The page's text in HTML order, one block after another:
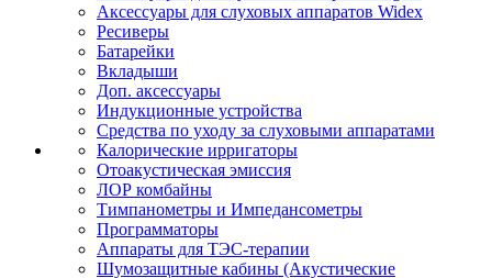
Аксессуары для слуховых аппаратов Widex
Ресиверы
Батарейки
Вкладыши
Доп. аксессуары
Индукционные устройства
Средства по уходу за слуховыми аппаратами
Калорические ирригаторы
Отоакустическая эмиссия
ЛОР комбайны
Тимпанометры и Импедансометры
Программаторы
Аппараты для ТЭС-терапии
Шумозащитные кабины (Акустические